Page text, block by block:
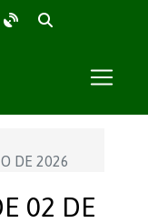
DE 2026
02 DE